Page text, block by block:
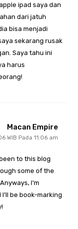
ipad saya dan
dari jatuh
bisa menjadi
sekarang rusak
Saya tahu ini
harus
Macan Empire
WIB Pada 11:06 am
to this blog
some of the
I’m
be book-marking